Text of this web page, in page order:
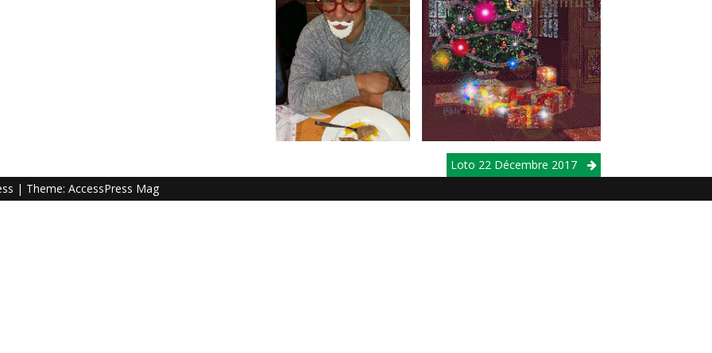
Loto 22 Décembre 2017
| Theme: AccessPress Mag